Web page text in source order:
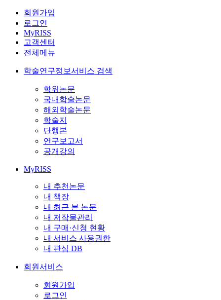
회원가입
로그인
MyRISS
고객센터
전체메뉴
학술연구정보서비스 검색
학위논문
국내학술논문
해외학술논문
학술지
단행본
연구보고서
공개강의
MyRISS
내 추천논문
내 책장
내 최근 본 논문
내 저작물관리
내 구매·신청 현황
내 서비스 사용권한
내 관심 DB
회원서비스
회원가입
로그인